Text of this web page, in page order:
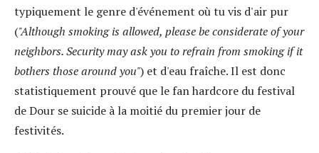
typiquement le genre d'événement où tu vis d'air pur
("Although smoking is allowed, please be considerate of your
neighbors. Security may ask you to refrain from smoking if it
bothers those around you") et d'eau fraîche. Il est donc
statistiquement prouvé que le fan hardcore du festival
de Dour se suicide à la moitié du premier jour de
festivités.